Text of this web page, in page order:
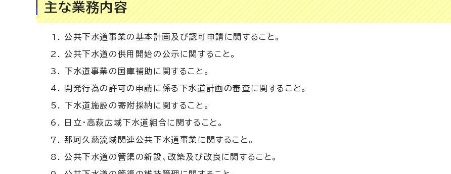
主な業務内容
公共下水道事業の基本計画及び認可申請に関すること。
公共下水道の供用開始の公示に関すること。
下水道事業の国庫補助に関すること。
開発行為の許可の申請に係る下水道計画の審査に関すること。
下水道施設の寄附採納に関すること。
日立・高萩広域下水道組合に関すること。
那珂久慈流域関連公共下水道事業に関すること。
公共下水道の管渠の新設、改築及び改良に関すること。